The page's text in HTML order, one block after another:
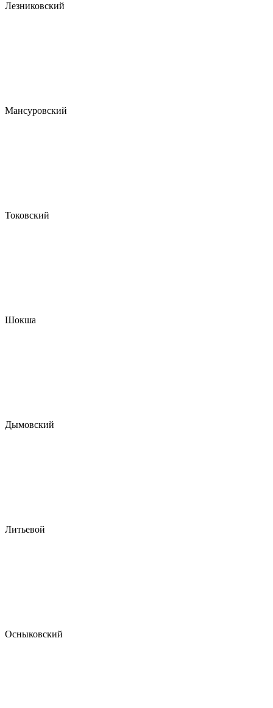
Лезниковский
Мансуровский
Токовский
Шокша
Дымовский
Литьевой
Осныковский